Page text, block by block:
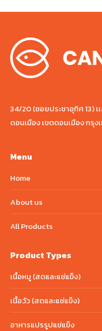
34/20 (ซอยประชาอุทิศ 13) เ
ดอนเมือง เขตดอนเมือง กรุง
Menu
Home
About us
All Products
Product Types
เนื้อหมู (สดและแช่แข็ง)
เนื้อวัว (สดและแช่แข็ง)
อาหารแปรรูปแช่แข็ง